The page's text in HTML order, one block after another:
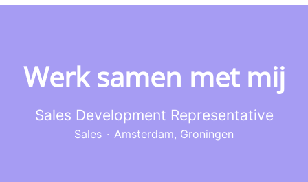
Werk samen met mij
Sales Development Representative
Sales · Amsterdam, Groningen